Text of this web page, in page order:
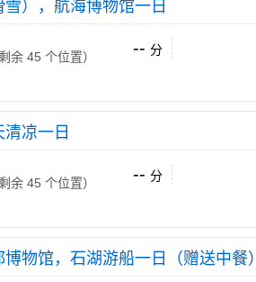
），航海博物馆一日
余 45 个位置）
-- 分
凉一日
余 45 个位置）
-- 分
物馆，石湖游船一日（赠送中餐）